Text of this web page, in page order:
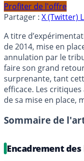
Profiter de l'offre
Partager : X (Twitter)
A titre
de 2014, mise en
annulation par le
faire son grand
surprenante, tant
efficace. Les
de sa mise en place,
Sommaire de
Encadrement